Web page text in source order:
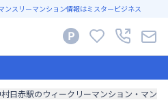
ンスリーマンション情報はミスタービジネス
村日赤駅のウィークリーマンション・マン